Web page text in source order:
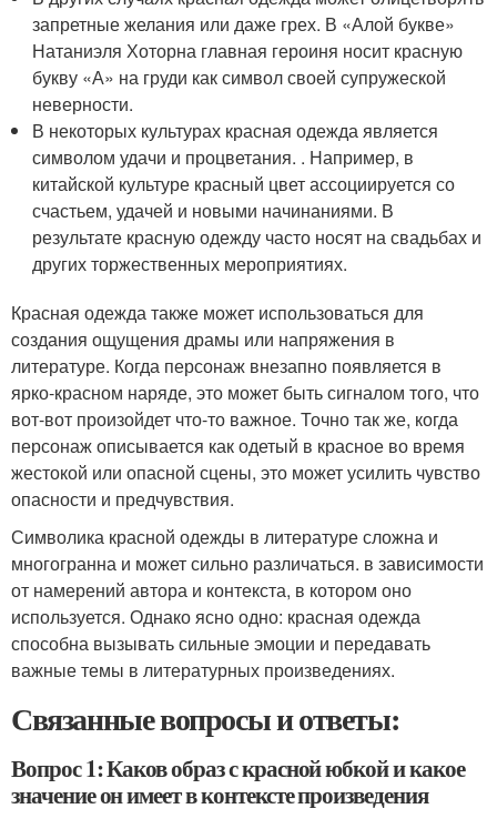
запретные желания или даже грех. В «Алой букве»
Натаниэля Хоторна главная героиня носит красную
букву «А» на груди как символ своей супружеской
неверности.
В некоторых культурах красная одежда является
символом удачи и процветания. . Например, в
китайской культуре красный цвет ассоциируется со
счастьем, удачей и новыми начинаниями. В
результате красную одежду часто носят на свадьбах и
других торжественных мероприятиях.
Красная одежда также может использоваться для
создания ощущения драмы или напряжения в
литературе. Когда персонаж внезапно появляется в
ярко-красном наряде, это может быть сигналом того, что
вот-вот произойдет что-то важное. Точно так же, когда
персонаж описывается как одетый в красное во время
жестокой или опасной сцены, это может усилить чувство
опасности и предчувствия.
Символика красной одежды в литературе сложна и
многогранна и может сильно различаться. в зависимости
от намерений автора и контекста, в котором оно
используется. Однако ясно одно: красная одежда
способна вызывать сильные эмоции и передавать
важные темы в литературных произведениях.
Связанные вопросы и ответы:
Вопрос 1: Каков образ с красной юбкой и какое
значение он имеет в контексте произведения